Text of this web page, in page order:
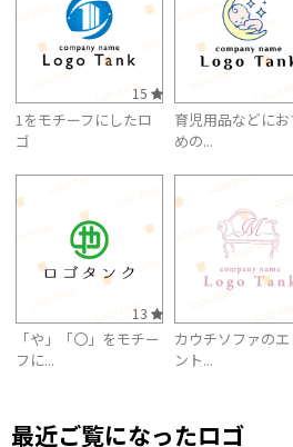
15
1をモチーフにしたロ
ゴ
育児用品などにお
めの...
13
「や」「〇」をモチー
フに...
カウチソファの
ント...
最近ご覧になったロゴ